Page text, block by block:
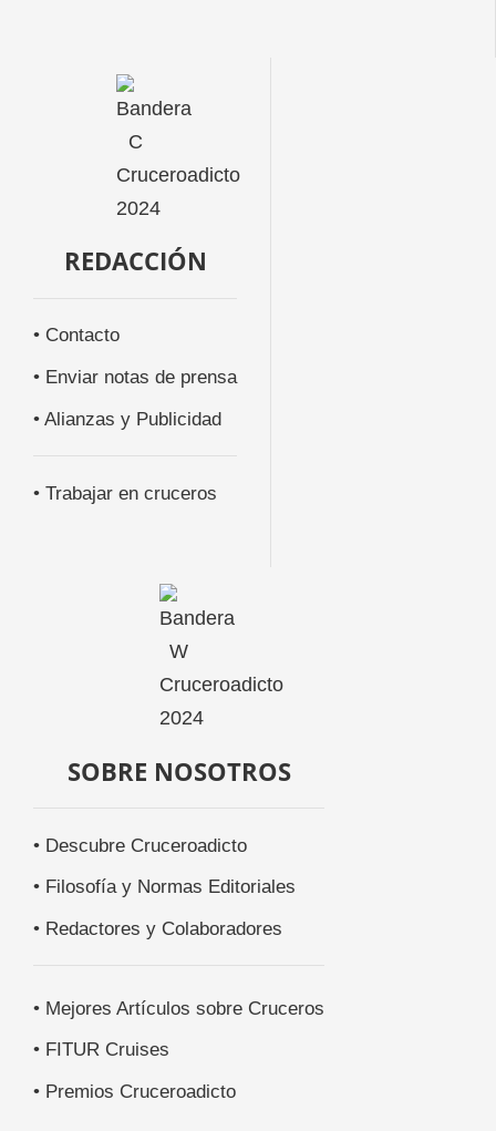
REDACCIÓN
• Contacto
• Enviar notas de prensa
• Alianzas y Publicidad
• Trabajar en cruceros
SOBRE NOSOTROS
• Descubre Cruceroadicto
• Filosofía y Normas Editoriales
• Redactores y Colaboradores
• Mejores Artículos sobre Cruceros
• FITUR Cruises
• Premios Cruceroadicto